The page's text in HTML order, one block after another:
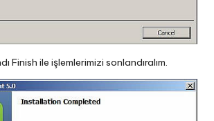
Finish ile işlemlerimizi sonlandıralım.